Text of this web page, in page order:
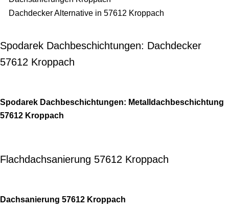
Dachdecker Alternative in 57612 Kroppach
Spodarek Dachbeschichtungen: Dachdecker
57612 Kroppach
Spodarek Dachbeschichtungen: Metalldachbeschichtung
57612 Kroppach
Flachdachsanierung 57612 Kroppach
Dachsanierung 57612 Kroppach